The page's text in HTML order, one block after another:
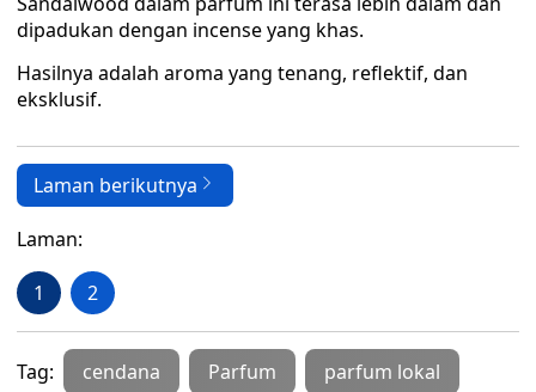
dipadukan dengan incense yang khas.
Hasilnya adalah aroma yang tenang, reflektif, dan
eksklusif.
Laman berikutnya
Laman:
1 2
Tag: cendana Parfum parfum lokal